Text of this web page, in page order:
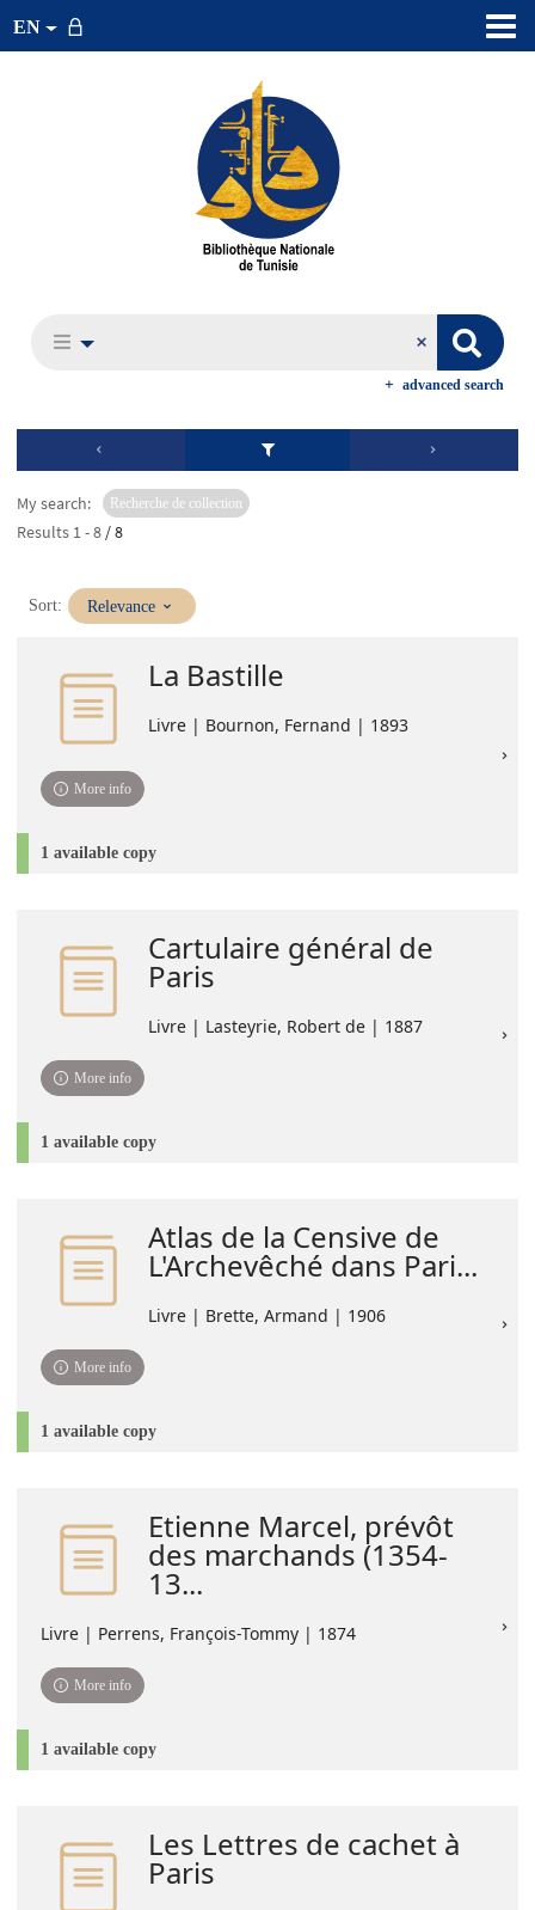
EN
advanced search
My search: Recherche de collection
Results 1 -8 / 8
Sort: (Immediate
update)
Relevance
La Bastille
Livre | Bournon, Fernand | 1893
More info
1 available copy
Cartulaire général de
Paris
Livre | Lasteyrie, Robert de | 1887
More info
1 available copy
Atlas de la Censive de
L'Archevêché dans Pari...
Livre | Brette, Armand | 1906
More info
1 available copy
Etienne Marcel, prévôt
des marchands (1354-
13...
Livre | Perrens, François-Tommy | 1874
More info
1 available copy
Les Lettres de cachet à
Paris